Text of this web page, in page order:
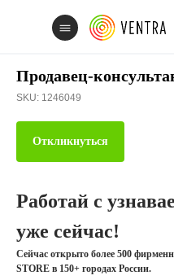
Продавец-
SKU: 1246049
Откликнуться
Работай с
уже сейчас!
Сейчас открыто более 500
STORE в 150+ городах России.